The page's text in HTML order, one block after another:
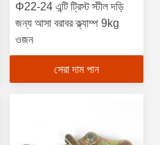
Φ22-24 এন্টি ট্রিস্ট স্টীল দড়ি
জন্য আসা বরাবর ক্ল্যাম্প 9kg
ওজন
সেরা দাম পান